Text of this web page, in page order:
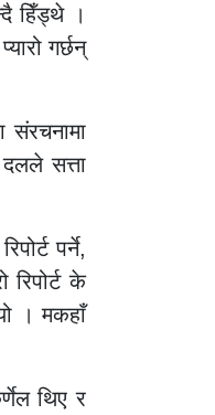
हिँड्थे ।
गर्छन्
संरचनामा
सत्ता
पर्ने,
के
। मकहाँ
थिए र